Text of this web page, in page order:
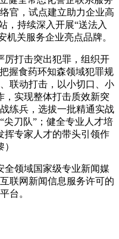
官，试点建立助力企业高
，持续深入开展“送法入
机关服务企业亮点品牌。
打击突出犯罪，组织开
握食药环知森领域犯罪规
联动打击，以小切口、小
，实现整体打击质效新突
练兵，选拔一批精通实战
尖刀队”；健全专业人才培
挥专家人才的带头引领作
领域国家级专业新闻媒
联网新闻信息服务许可的
台。